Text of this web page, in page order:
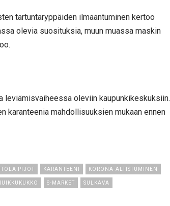
tartuntaryppäiden ilmaantuminen kertoo
olevia suosituksia, muun muassa maskin
oleviin kaupunkikeskuksiin.
karanteenia mahdollisuuksien mukaan ennen
PIJOT KARANTEENI KORONA-ALTISTUMINEN
S-MARKET SULKAVA